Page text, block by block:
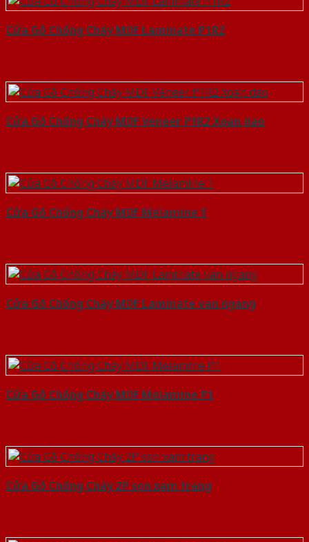
Cửa Gỗ Chống Cháy MDF Laminate P1R2
Cửa Gỗ Chống Cháy MDF Veneer P1R2 Xoan dao
Cửa Gỗ Chống Cháy MDF Melamine 1
Cửa Gỗ Chống Cháy MDF Laminate van ngang
Cửa Gỗ Chống Cháy MDF Melamine P1
Cửa Gỗ Chống Cháy 2P son xam trang